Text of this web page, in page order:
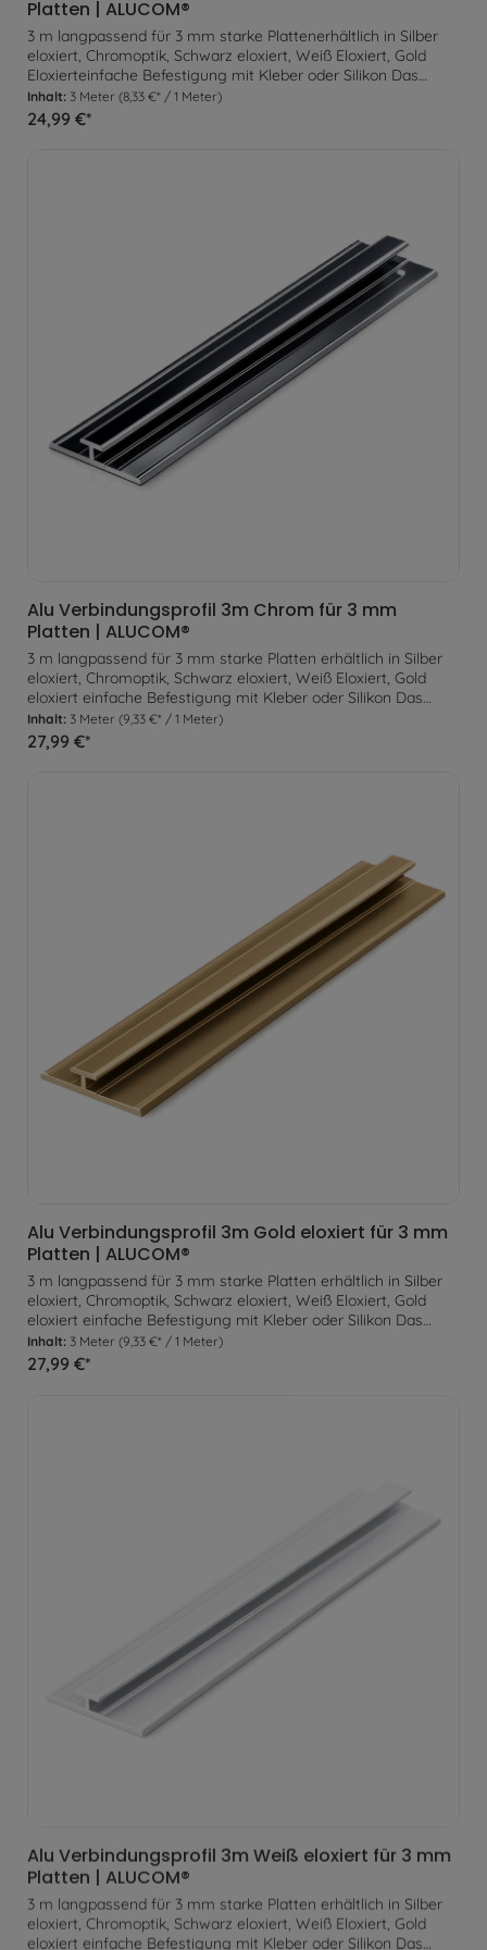
Platten | ALUCOM®
3 m langpassend für 3 mm starke Plattenerhältlich in Silber
eloxiert, Chromoptik, Schwarz eloxiert, Weiß Eloxiert, Gold
Eloxierteinfache Befestigung mit Kleber oder Silikon Das
Abschlussprofil eignet sich optimal um an einsehbaren
Plattenenden ein gleichmäßigen Abschluss zu erzeugen. Zur
Inhalt: 3 Meter (8,33 €* / 1 Meter)
24,99 €*
Alu Verbindungsprofil 3m Chrom für 3 mm
Platten | ALUCOM®
3 m langpassend für 3 mm starke Platten erhältlich in Silber
eloxiert, Chromoptik, Schwarz eloxiert, Weiß Eloxiert, Gold
eloxiert einfache Befestigung mit Kleber oder Silikon Das
Verbindungsprofil ermöglicht die einfache Verbindung zweier
Platten zur Befestigung an der Wand. Zusätzlich können
somit Kontraste und Designelemente eingefügt werden. Zur
Inhalt: 3 Meter (9,33 €* / 1 Meter)
27,99 €*
Alu Verbindungsprofil 3m Gold eloxiert für 3 mm
Platten | ALUCOM®
3 m langpassend für 3 mm starke Platten erhältlich in Silber
eloxiert, Chromoptik, Schwarz eloxiert, Weiß Eloxiert, Gold
eloxiert einfache Befestigung mit Kleber oder Silikon Das
Verbindungsprofil ermöglicht die einfache Verbindung zweier
Platten zur Befestigung an der Wand. Zusätzlich können
somit Kontraste und Designelemente eingefügt werden. Zur
Inhalt: 3 Meter (9,33 €* / 1 Meter)
27,99 €*
Alu Verbindungsprofil 3m Weiß eloxiert für 3 mm
Platten | ALUCOM®
3 m langpassend für 3 mm starke Platten erhältlich in Silber
eloxiert, Chromoptik, Schwarz eloxiert, Weiß Eloxiert, Gold
eloxiert einfache Befestigung mit Kleber oder Silikon Das